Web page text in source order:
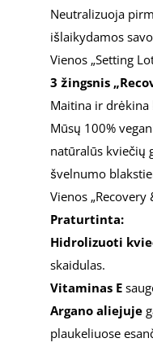
Neutralizuoja
išlaikydamos
Vienos „Setting
3 žingsnis
Maitina ir
Mūsų 100%
natūralūs kviečių
švelnumo
Vienos
Praturtinta:
Hidrolizuoti
skaidulas.
Vitaminas E
Argano aliejuje
plaukeliuose